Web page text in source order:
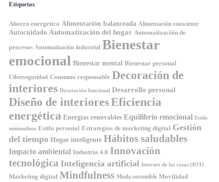
Etiquetas
Ahorro energético Alimentación balanceada Alimentación consciente
Autocuidado Automatización del hogar Automatización de
procesos Automatización industrial Bienestar
emocional Bienestar mental Bienestar personal
Ciberseguridad Consumo responsable Decoración de
interiores Decoración funcional Desarrollo personal
Diseño de interioresEficiencia
energética Energías renovables Equilibrio emocional Estilo
minimalista Estilo personal Estrategias de marketing digital Gestión
del tiempo Hogar inteligente Hábitos saludables
Impacto ambiental Industria 4.0 Innovación
tecnológica Inteligencia artificial Internet de las cosas (IOT)
Marketing digital Mindfulness Moda sostenible Movilidad